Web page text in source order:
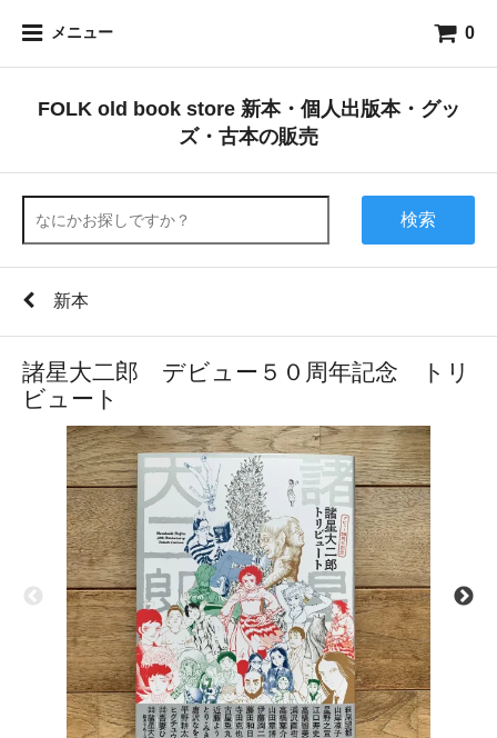
メニュー 0
FOLK old book store 新本・個人出版本・グッ
ズ・古本の販売
検索
新本
諸星大二郎 デビュー５０周年記念 トリ
ビュート